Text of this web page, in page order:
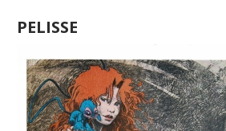
PELISSE